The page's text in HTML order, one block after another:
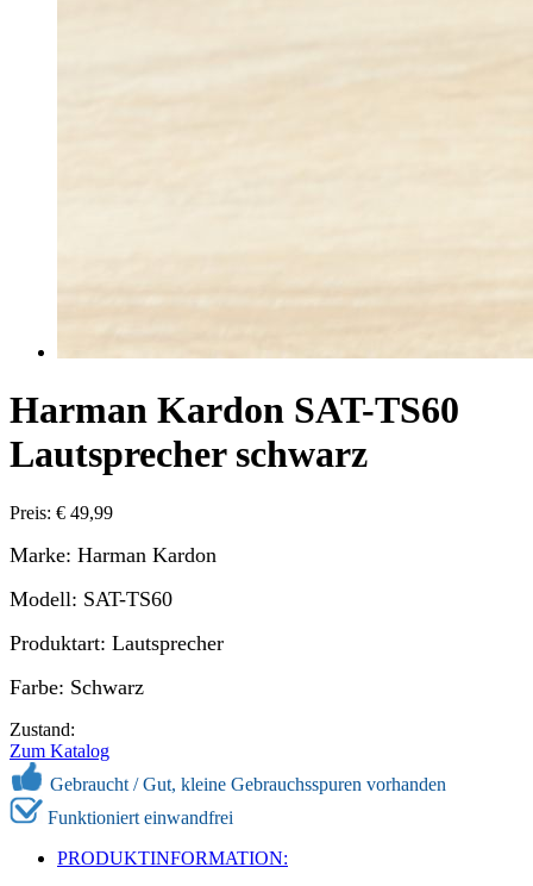
Harman Kardon SAT-TS60
Lautsprecher schwarz
Preis: € 49,99
Marke: Harman Kardon
Modell: SAT-TS60
Produktart: Lautsprecher
Farbe: Schwarz
Zustand:
Zum Katalog
Gebraucht /Gut, kleine Gebrauchsspuren vorhanden
Funktioniert einwandfrei
PRODUKTINFORMATION: